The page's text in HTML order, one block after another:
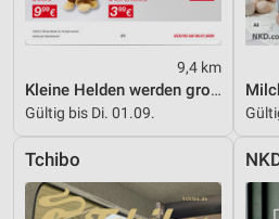
9,4 km
Kleine Helden werden gross
Gültig bis Di. 01.09.
Tchibo
Nicht-IAB-Verarbeitungszwecke:
Notwendig
Performance